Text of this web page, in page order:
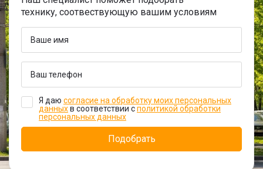
технику, соотвествующую вашим условиям
Я даю согласие на обработку моих персональных
данныхв соответствии сполитикой обработки
персональных данных